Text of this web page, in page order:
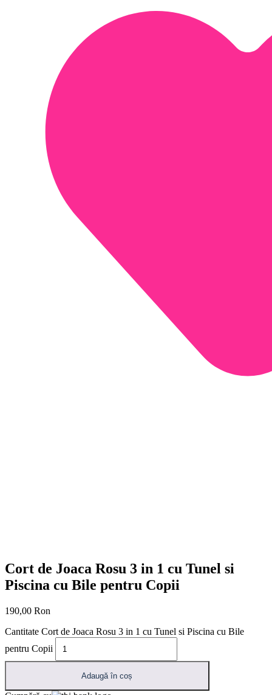
Cort de Joaca Rosu 3 in 1 cu Tunel si
Piscina cu Bile pentru Copii
190,00 Ron
Cantitate Cort de Joaca Rosu 3 in 1 cu Tunel si Piscina cu Bile
pentru Copii
Adaugă în coș